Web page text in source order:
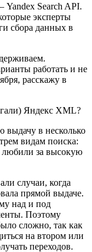
Yandex Search API.
эксперты
сбора данных в
работать и не
расскажу в
Яндекс XML?
выдачу в несколько
видам поиска:
любили за высокую
случаи, когда
прямой выдаче.
над и под
Поэтому
сложно, так как
на втором или
переходов.